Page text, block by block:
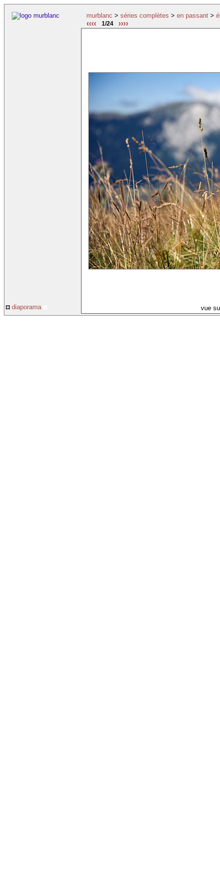
murblanc > séries complètes > en passant >
‹‹‹‹ 1/24 ››››
vue
diaporama